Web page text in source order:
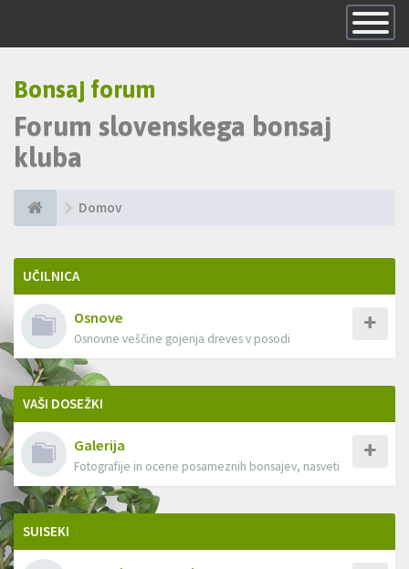
Skrij
navigacijo
Bonsaj forum
Forum slovenskega bonsaj
kluba
Domov
UČILNICA
Osnove
Osnovne veščine gojenja dreves v posodi
VAŠI DOSEŽKI
Galerija
Fotografije in ocene posameznih bonsajev, nasveti
SUISEKI